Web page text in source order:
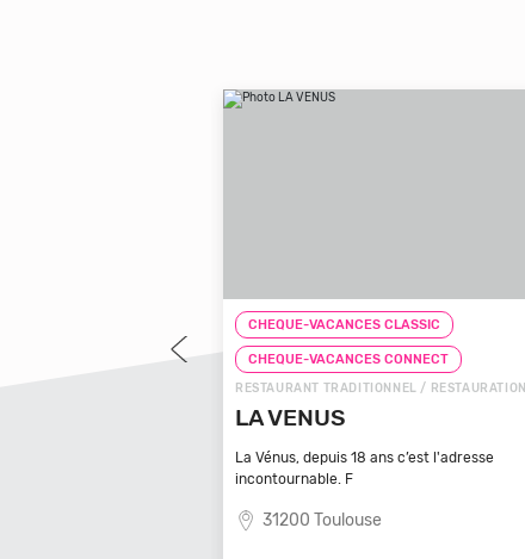
CHEQUE-VACANCES CLASSIC
CHEQUE-VACANCES CONNECT
RESTAURANT TRADITIONNEL / RESTAURATION
LA VENUS
La Vénus, depuis 18 ans c’est l'adresse
incontournable. F
31200 Toulouse